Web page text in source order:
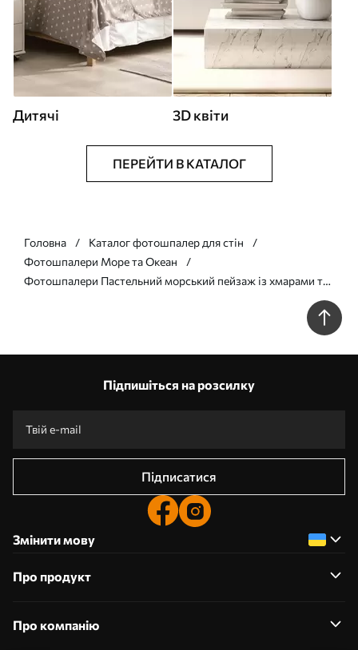
Дитячі 3D квіти
ПЕРЕЙТИ В КАТАЛОГ
Головна
Каталог фотошпалер для стін
Фотошпалери Море та Океан
Фотошпалери Пастельний морський пейзаж із хмарами та
Підпишіться на розсилку
Підписатися
Змінити мову
Про продукт
Про компанію